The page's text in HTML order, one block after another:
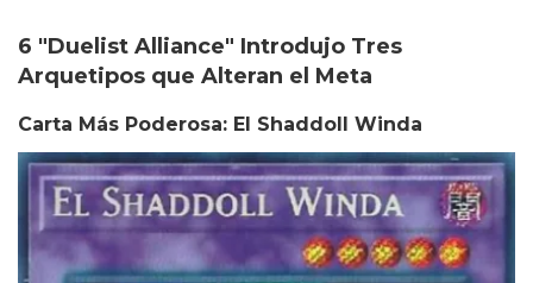
6 "Duelist Alliance" Introdujo Tres
Arquetipos que Alteran el Meta
Carta Más Poderosa: El Shaddoll Winda